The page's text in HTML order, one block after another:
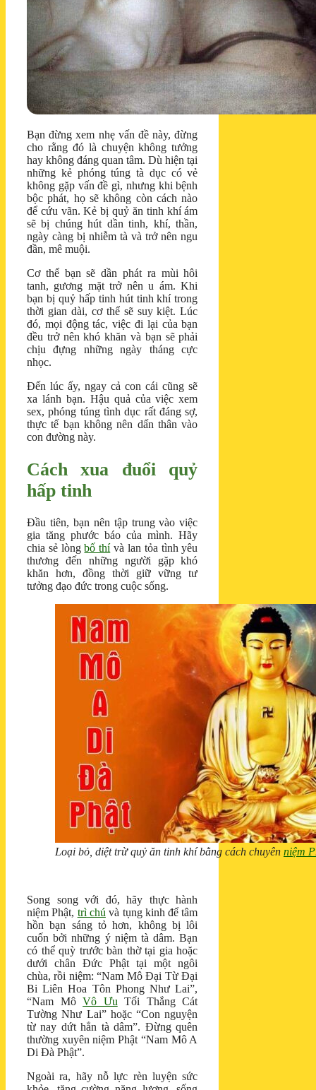
Bạn đừng xem nhẹ vấn đề này, đừng
cho rằng đó là chuyện không tưởng
hay không đáng quan tâm. Dù hiện tại
những kẻ phóng túng tà dục có vẻ
không gặp vấn đề gì, nhưng khi bệnh
bộc phát, họ sẽ không còn cách nào
để cứu vãn. Kẻ bị quỷ ăn tinh khí ám
sẽ bị chúng hút dần tinh, khí, thần,
ngày càng bị nhiễm tà và trở nên ngu
đần, mê muội.
Cơ thể bạn sẽ dần phát ra mùi hôi
tanh, gương mặt trở nên u ám. Khi
bạn bị quỷ hấp tinh hút tinh khí trong
thời gian dài, cơ thể sẽ suy kiệt. Lúc
đó, mọi động tác, việc đi lại của bạn
đều trở nên khó khăn và bạn sẽ phải
chịu đựng những ngày tháng cực
nhọc.
Đến lúc ấy, ngay cả con cái cũng sẽ
xa lánh bạn. Hậu quả của việc xem
sex, phóng túng tình dục rất đáng sợ,
thực tế bạn không nên dấn thân vào
con đường này.
Cách xua đuổi quỷ
hấp tinh
Đầu tiên, bạn nên tập trung vào việc
gia tăng phước báo của mình. Hãy
chia sẻ lòngbố thívà lan tỏa tình yêu
thương đến những người gặp khó
khăn hơn, đồng thời giữ vững tư
tưởng đạo đức trong cuộc sống.
Loại bỏ, diệt trừ quỷ ăn tinh khí bằng cách chuyên niệm
Song song với đó, hãy thực hành
niệm Phật, trì chú và tụng kinh để tâm
hồn bạn sáng tỏ hơn, không bị lôi
cuốn bởi những ý niệm tà dâm. Bạn
có thể quỳ trước bàn thờ tại gia hoặc
dưới chân Đức Phật tại một ngôi
chùa, rồi niệm: “Nam Mô Đại Từ Đại
Bi Liên Hoa Tôn Phong Như Lai”,
“Nam MôVô Ưu Tối Thắng Cát
Tường Như Lai” hoặc “Con nguyện
từ nay dứt hẳn tà dâm”. Đừng quên
thường xuyên niệm Phật “Nam Mô A
Di Đà Phật”.
Ngoài ra, hãy nỗ lực rèn luyện sức